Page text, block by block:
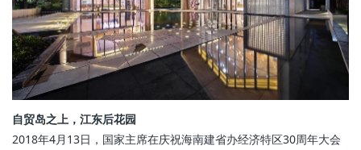
自贸岛之上，江东后花园
2018年4月13日，国家主席在庆祝海南建省办经济特区30周年大会